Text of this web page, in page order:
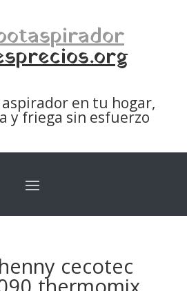
en tu hogar,
y friega sin esfuerzo
cecotec